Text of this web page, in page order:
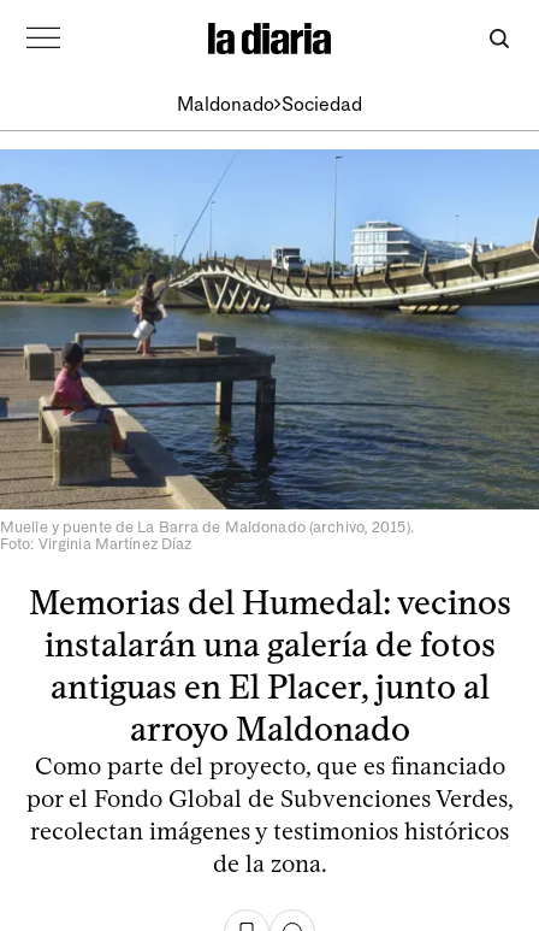
Maldonado Sociedad
Muelle y puente de La Barra de Maldonado (archivo, 2015).
Foto: Virginia Martínez Díaz
Memorias del Humedal: vecinos
instalarán una galería de fotos
antiguas en El Placer, junto al
arroyo Maldonado
Como parte del proyecto, que es financiado
por el Fondo Global de Subvenciones Verdes,
recolectan imágenes y testimonios históricos
de la zona.